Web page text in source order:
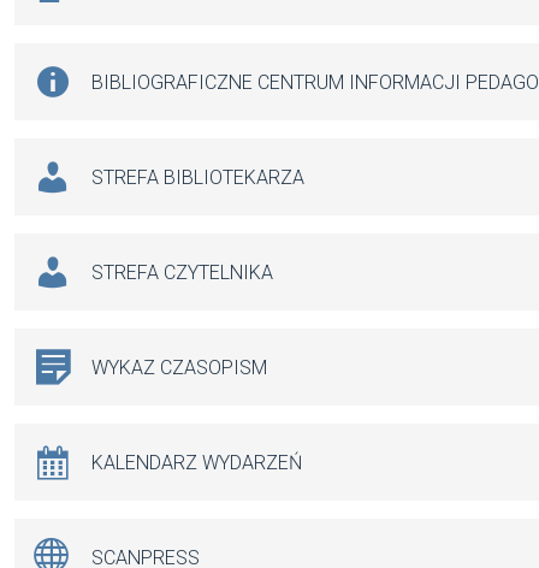
BIBLIOGRAFICZNE CENTRUM INFORMACJI
STREFA BIBLIOTEKARZA
STREFA CZYTELNIKA
WYKAZ CZASOPISM
KALENDARZ WYDARZEŃ
SCANPRESS